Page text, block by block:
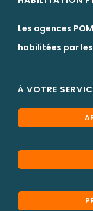
Les agences
habilitées par
À VOTRE